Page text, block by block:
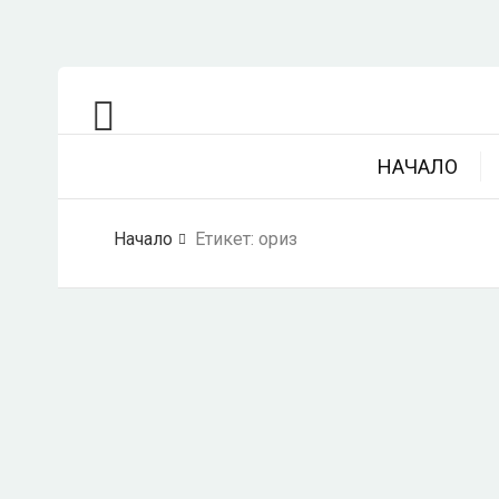
НАЧАЛО
Начало Етикет: ориз